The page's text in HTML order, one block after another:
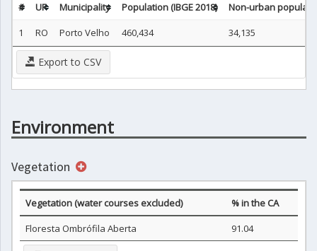
# UF Municipality Population (IBGE 2018)
Non-urban
1
RO Porto Velho 460,434 34,135
Export to CSV
Environment
Vegetation
Vegetation (water courses excluded)
% in the CA
Floresta Ombrófila Aberta
91.04